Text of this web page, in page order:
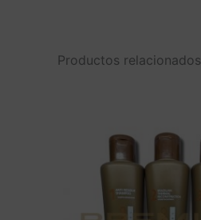
Productos relacionados